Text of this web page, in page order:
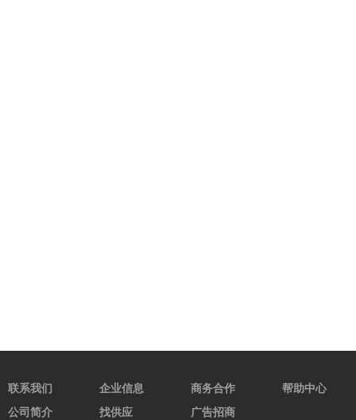
联系我们
公司简介
企业信息
找供应
商务合作
广告招商
帮助中心